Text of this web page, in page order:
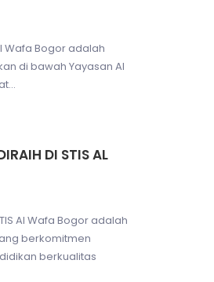
Wafa Bogor adalah
di bawah Yayasan Al
DI STIS AL
Al Wafa Bogor adalah
berkomitmen
berkualitas